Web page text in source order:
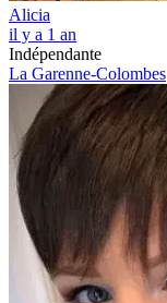
Alicia
il y a 1 an
Indépendante
La Garenne-Colombes